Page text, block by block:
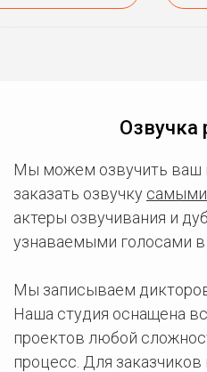
Озвучка
Мы можем озвучить ваш
заказать озвучку
актеры озвучивания и
узнаваемыми голосами
Мы записываем
Наша студия оснащена
проектов любой
процесс. Для